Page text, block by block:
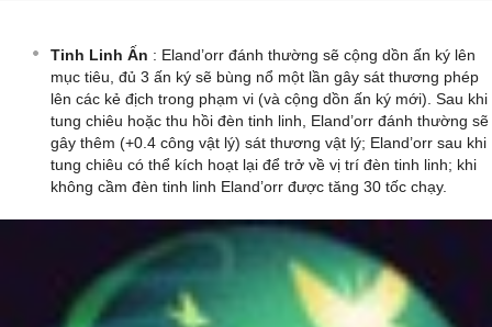
Tinh Linh Ấn : Eland’orr đánh thường sẽ cộng dồn ấn ký lên
mục tiêu, đủ 3 ấn ký sẽ bùng nổ một lần gây sát thương phép
lên các kẻ địch trong phạm vi (và cộng dồn ấn ký mới). Sau khi
tung chiêu hoặc thu hồi đèn tinh linh, Eland’orr đánh thường sẽ
gây thêm (+0.4 công vật lý) sát thương vật lý; Eland’orr sau khi
tung chiêu có thể kích hoạt lại để trở về vị trí đèn tinh linh; khi
không cầm đèn tinh linh Eland’orr được tăng 30 tốc chạy.